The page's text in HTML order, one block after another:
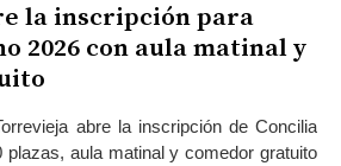
la inscripción para
2026 con aula matinal y
abre la inscripción de Concilia
plazas, aula matinal y comedor gratuito